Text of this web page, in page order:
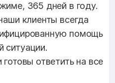
365 дней в году.
клиенты всегда
помощь
ситуации.
ответить на все